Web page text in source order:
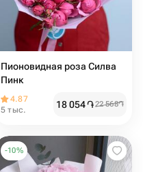
Пионовидная роза Силва
Пинк
4.87
5 тыс.
18 054֏22 568֏
-10%